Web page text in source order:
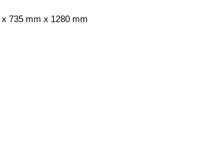
735 mm x 1280 mm